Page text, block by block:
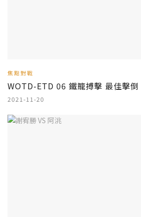
焦點對戰
WOTD-ETD 06 鐵籠搏擊 最佳擊倒
2021-11-20